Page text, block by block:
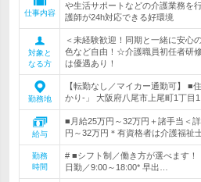
仕事内容
や生活サポートなどの介護業務を
護師が24h対応できる好環境
対象と
なる方
＜未経験歓迎！同期と一緒に安
色など自由！☆介護職員初任者研
は優遇あり！
勤務地
【転勤なし／マイカー通勤可】 ■
かり-」 大阪府八尾市上尾町1丁目
給与
■月給25万円～32万円＋諸手当＜
円～32万円＊有資格者は介護福祉
勤務
時間
# ■シフト制／働き方が選べます
日勤／9:00～18:00* 早出…